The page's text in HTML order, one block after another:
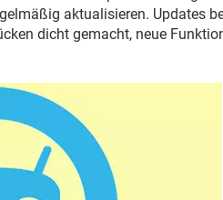
aktualisieren. Updates
dicht gemacht, neue